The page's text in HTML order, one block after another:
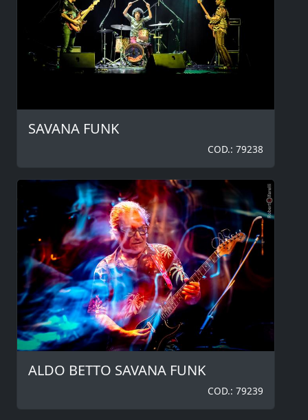
SAVANA FUNK
COD.: 79238
ALDO BETTO SAVANA FUNK
COD.: 79239